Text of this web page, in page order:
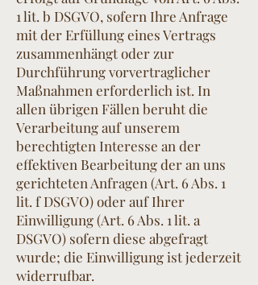
1 lit. b DSGVO, sofern Ihre Anfrage
mit der Erfüllung eines Vertrags
zusammenhängt oder zur
Durchführung vorvertraglicher
Maßnahmen erforderlich ist. In
allen übrigen Fällen beruht die
Verarbeitung auf unserem
berechtigten Interesse an der
effektiven Bearbeitung der an uns
gerichteten Anfragen (Art. 6 Abs. 1
lit. f DSGVO) oder auf Ihrer
Einwilligung (Art. 6 Abs. 1 lit. a
DSGVO) sofern diese abgefragt
wurde; die Einwilligung ist jederzeit
widerrufbar.